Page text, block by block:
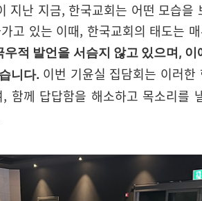
지난 지금, 한국교회는 어떤 모습을
고 있는 이때, 한국교회의 태도는
우적 발언을 서슴지 않고 있으며, 이
니다.이번 기윤실 집담회는 이러한
함께 답답함을 해소하고 목소리를